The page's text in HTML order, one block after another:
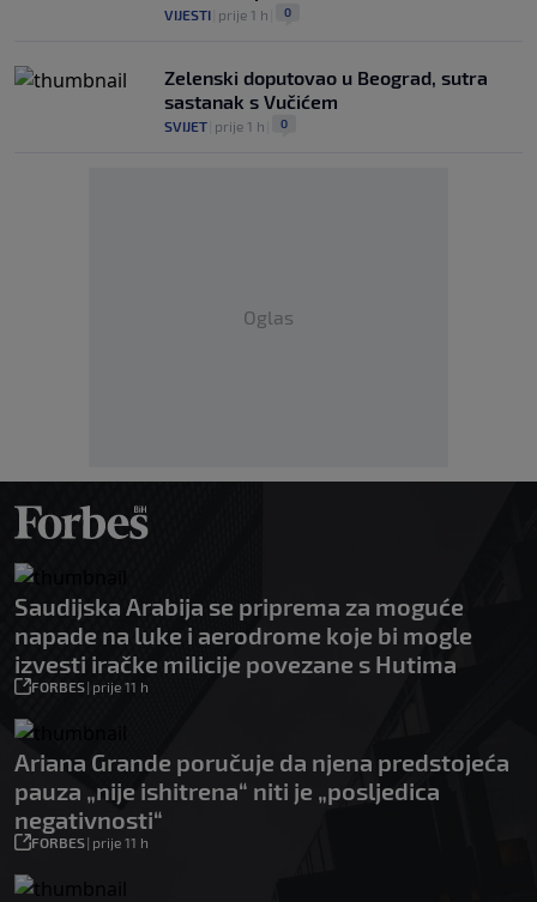
VIJESTI prije 1 h 0
Zelenski doputovao u Beograd, sutra
sastanak s Vučićem
SVIJET prije 1 h 0
Oglas
Saudijska Arabija se priprema za moguće
napade na luke i aerodrome koje bi mogle
izvesti iračke milicije povezane s Hutima
FORBES| prije 11 h
Ariana Grande poručuje da njena predstojeća
pauza „nije ishitrena“ niti je „posljedica
negativnosti“
FORBES| prije 11 h